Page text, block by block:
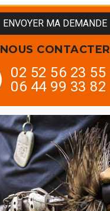
NOUS CONTACTER
02 52 56 23 55
06 44 99 33 82